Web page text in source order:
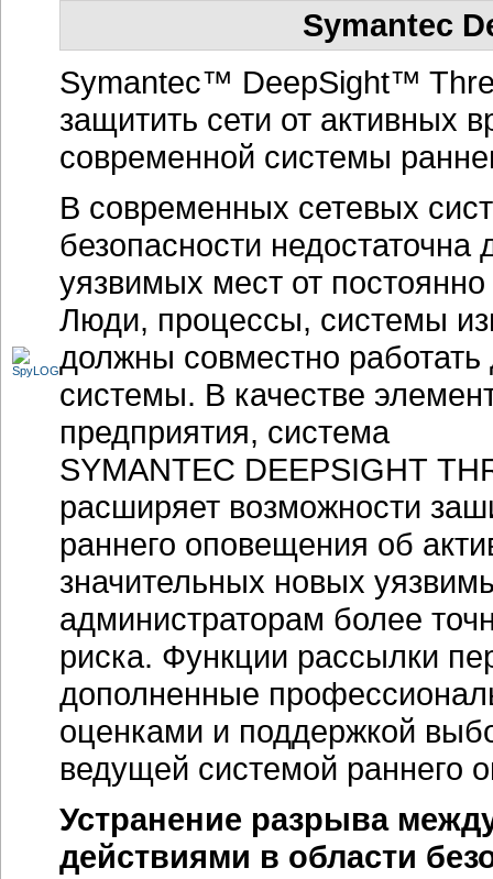
Symantec
Symantec™ DeepSight™
защитить сети от активных
современной системы
В современных сетевых
безопасности
уязвимых мест от
Люди, процессы, системы
должны совместно
системы. В качестве
предприятия, система
SYMANTEC DEEPSIGHT
расширяет возможности
раннего оповещения об
значительных новых
администраторам более
риска. Функции рассылки
дополненные
оценками и поддержкой
ведущей системой раннего
Устранение разрыва
действиями в области